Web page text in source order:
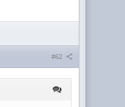
#62